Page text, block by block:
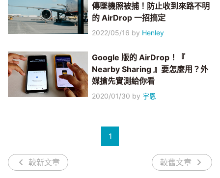
傳墜機照被捕！防止收到來路不明
的 AirDrop 一招搞定
2022/05/16 by Henley
Google 版的 AirDrop！『
Nearby Sharing 』要怎麼用？外
媒搶先實測給你看
2020/01/30 by 宇恩
較新文章
1
較舊文章